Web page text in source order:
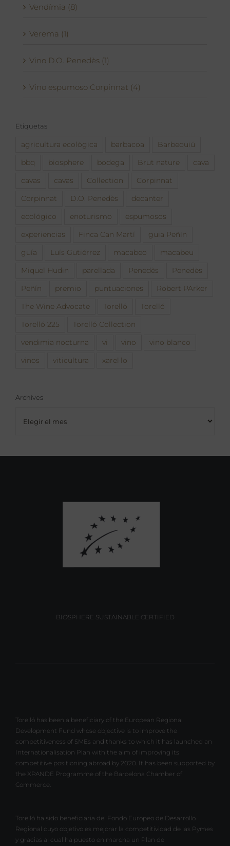
Vendímia (8)
Verema (1)
Vino D.O. Penedès (1)
Vino espumoso Corpinnat (4)
Etiquetas
agricultura ecològica barbacoa Barbequiú
bbq biosphere bodega Brut nature cava
cavas cavas Collection Corpinnat
Corpinnat D.O. Penedès decanter
ecológico enoturismo espumosos
experiencias Finca Can Martí guia Peñín
guía Luís Gutiérrez macabeo macabeu
Miquel Hudin parellada Penedès Penedès
Peñín premio puntuaciones Robert PArker
The Wine Advocate Torelló Torelló
Torelló 225 Torelló Collection
vendimia nocturna vi vino vino blanco
vinos viticultura xarel·lo
Archives
BIOSPHERE SUSTAINABLE CERTIFIED
Torelló has been a beneficiary of the European Regional
Development Fund whose objective is to improve the
competitiveness of SMEs and thanks to which it has launched an
Internationalisation Plan with the aim of improving its
competitive positioning abroad by 2020. It has been supported by
the XPANDE Programme of the Barcelona Chamber of
Commerce.
Torelló ha sido beneficiaria del Fondo Europeo de Desarrollo
Regional cuyo objetivo es mejorar la competitividad de las Pymes
y gracias al cual ha puesto en marcha un Plan de